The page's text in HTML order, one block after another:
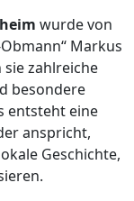
wurde von
Markus
sie zahlreiche
besondere
entsteht eine
anspricht,
Geschichte,